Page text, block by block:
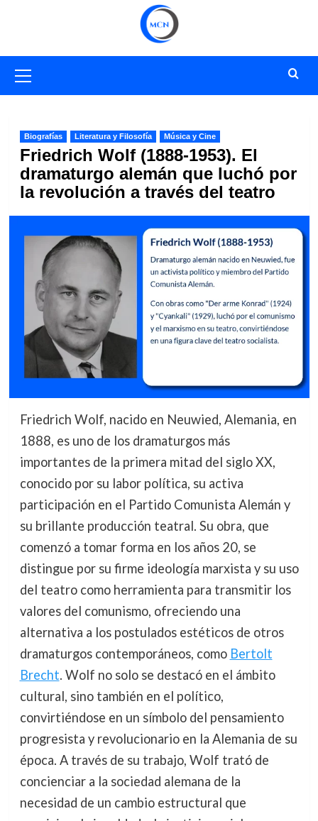
primario
Biografías Literatura y Filosofía Música y Cine
Friedrich Wolf (1888-1953). El
dramaturgo alemán que luchó por
la revolución a través del teatro
Friedrich Wolf, nacido en Neuwied, Alemania, en
1888, es uno de los dramaturgos más
importantes de la primera mitad del siglo XX,
conocido por su labor política, su activa
participación en el Partido Comunista Alemán y
su brillante producción teatral. Su obra, que
comenzó a tomar forma en los años 20, se
distingue por su firme ideología marxista y su uso
del teatro como herramienta para transmitir los
valores del comunismo, ofreciendo una
alternativa a los postulados estéticos de otros
dramaturgos contemporáneos, como Bertolt
Brecht. Wolf no solo se destacó en el ámbito
cultural, sino también en el político,
convirtiéndose en un símbolo del pensamiento
progresista y revolucionario en la Alemania de su
época. A través de su trabajo, Wolf trató de
concienciar a la sociedad alemana de la
necesidad de un cambio estructural que